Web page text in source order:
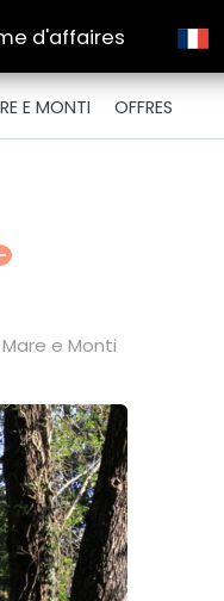
d'affaires
E MONTI OFFRES
e Monti